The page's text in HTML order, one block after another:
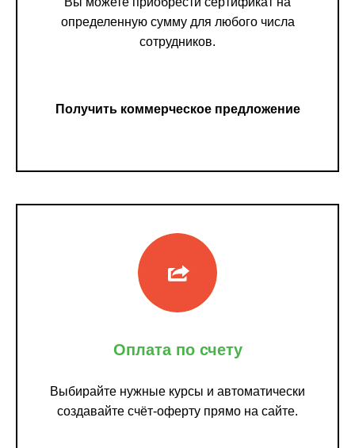
определенную сумму для любого числа
сотрудников.
Получить коммерческое предложение
Оплата по счету
Выбирайте нужные курсы и автоматически
создавайте счёт-оферту прямо на сайте.